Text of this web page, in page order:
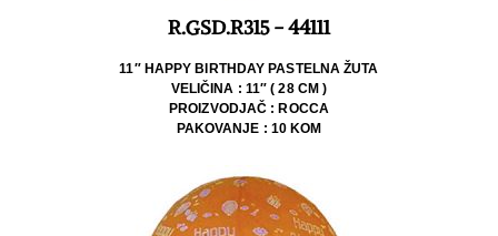
R.GSD.R315 - 44111
11″ HAPPY BIRTHDAY PASTELNA ŽUTA
VELIČINA : 11″ ( 28 CM )
PROIZVODJAČ : ROCCA
PAKOVANJE : 10 KOM